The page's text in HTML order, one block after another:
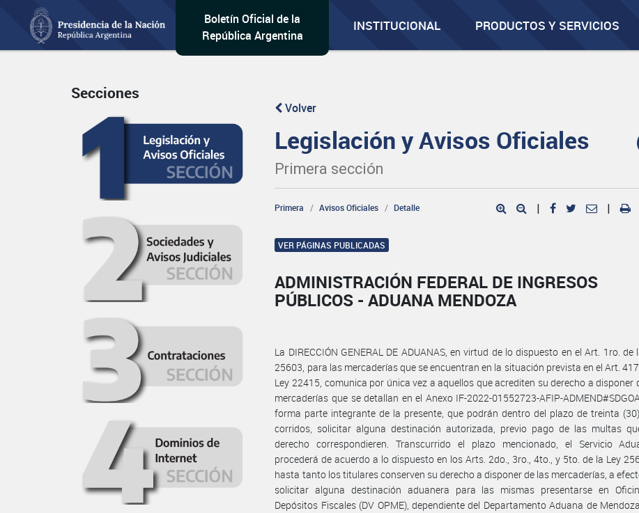
Boletín Oficial de la
República Argentina
INSTITUCIONAL PRODUCTOS Y SERVICIOS
Secciones
Volver
Legislación y Avisos Oficiales
Primera sección
Primera Avisos Oficiales Detalle | |
VER PÁGINAS PUBLICADAS
ADMINISTRACIÓN FEDERAL DE INGRESOS
PÚBLICOS - ADUANA MENDOZA
La DIRECCIÓN GENERAL DE ADUANAS, en virtud de lo dispuesto en el Art. 1ro. de
25603, para las mercaderías que se encuentran en la situación prevista en el Art.
Ley 22415, comunica por única vez a aquellos que acrediten su derecho a disponer
mercaderías que se detallan en el Anexo IF-2022-01552723-AFIP-
forma parte integrante de la presente, que podrán dentro del plazo de treinta
corridos, solicitar alguna destinación autorizada, previo pago de las multas
derecho correspondieren. Transcurrido el plazo mencionado, el Servicio
procederá de acuerdo a lo dispuesto en los Arts. 2do., 3ro., 4to., y 5to. de la Ley
hasta tanto los titulares conserven su derecho a disponer de las mercaderías, a
solicitar alguna destinación aduanera para las mismas presentarse en
Depósitos Fiscales (DV OPME), dependiente del Departamento Aduana de